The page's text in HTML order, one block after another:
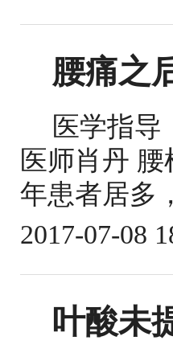
腰痛之
医学指
医师肖丹
年患者居多
2017-07-08
叶酸未